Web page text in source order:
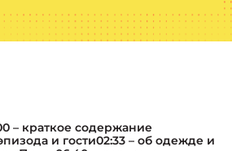
– краткое содержание
и гости02:33 – об одежде и